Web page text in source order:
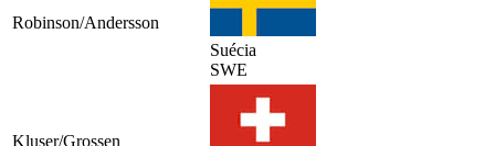
Robinson/Andersson
Suécia
SWE
Kluser/Grossen